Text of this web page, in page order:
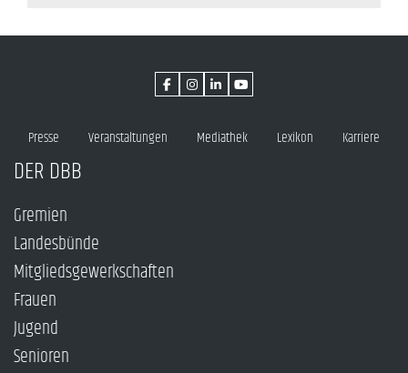
Presse Veranstaltungen Mediathek Lexikon Karriere
DER DBB
Gremien
Landesbünde
Mitgliedsgewerkschaften
Frauen
Jugend
Senioren